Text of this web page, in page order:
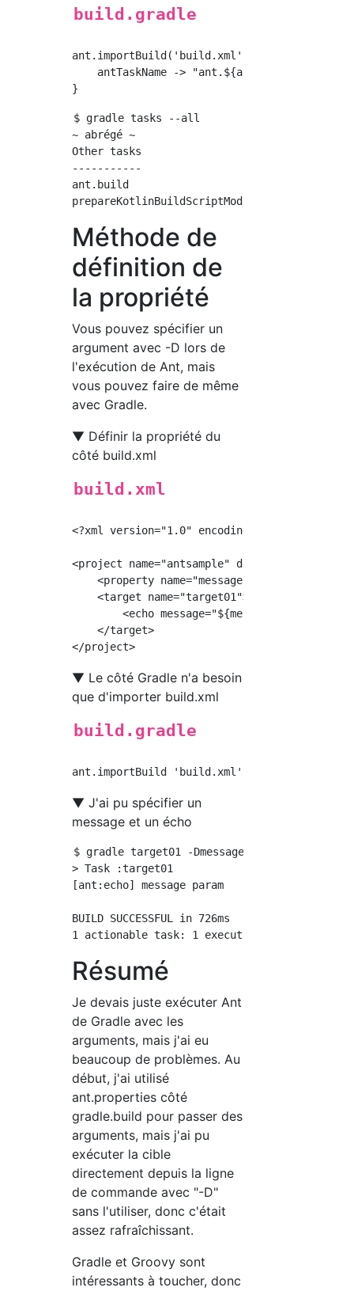
build.gradle
ant.importBuild('build.xml') {
antTaskName ->
$ gradle tasks --all
~ abrégé ~
Other tasks
-----------
ant.build
Méthode de
définition de
la propriété
Vous pouvez spécifier un
argument avec -D lors de
l'exécution de Ant, mais
vous pouvez faire de même
avec Gradle.
▼ Définir la propriété du
côté build.xml
build.xml
<?xml version="1.0" encoding="utf-8" ?>
<project name="antsample"
<property name="message" value="default
    <target name="target01">
        <echo message="${message}" />
    </target>
▼ Le côté Gradle n'a besoin
que d'importer build.xml
build.gradle
▼ J'ai pu spécifier un
message et un écho
$ gradle target01 -Dmessage='message param'
> Task :target01
[ant:echo] message param
BUILD SUCCESSFUL in 726ms
Résumé
Je devais juste exécuter Ant
de Gradle avec les
arguments, mais j'ai eu
beaucoup de problèmes. Au
début, j'ai utilisé
ant.properties côté
gradle.build pour passer des
arguments, mais j'ai pu
exécuter la cible
directement depuis la ligne
de commande avec "-D"
sans l'utiliser, donc c'était
assez rafraîchissant.
Gradle et Groovy sont
intéressants à toucher, donc